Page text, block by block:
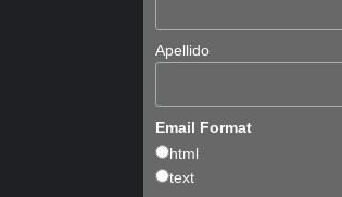
Apellido
Email Format
html
text